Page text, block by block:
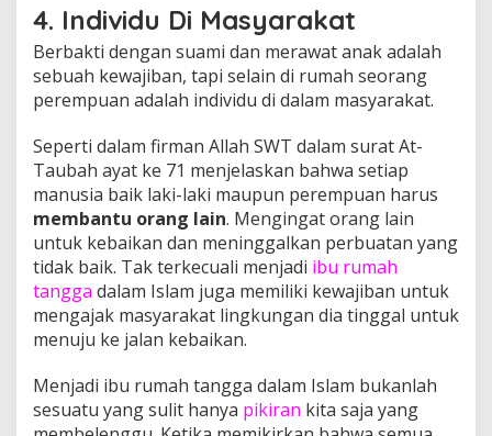
4. Individu Di Masyarakat
Berbakti dengan suami dan merawat anak adalah
sebuah kewajiban, tapi selain di rumah seorang
perempuan adalah individu di dalam masyarakat.
Seperti dalam firman Allah SWT dalam surat At-
Taubah ayat ke 71 menjelaskan bahwa setiap
manusia baik laki-laki maupun perempuan harus
membantu orang lain. Mengingat orang lain
untuk kebaikan dan meninggalkan perbuatan yang
tidak baik. Tak terkecuali menjadi ibu rumah
tangga dalam Islam juga memiliki kewajiban untuk
mengajak masyarakat lingkungan dia tinggal untuk
menuju ke jalan kebaikan.
Menjadi ibu rumah tangga dalam Islam bukanlah
sesuatu yang sulit hanya pikiran kita saja yang